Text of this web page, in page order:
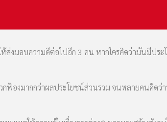
ส่งมอบความดีต่อไปอีก 3 คน หากใครคิดว่ามันมีปร
องมากกว่าผลประโยชน์ส่วนรวม จนหลายคนคิดว่